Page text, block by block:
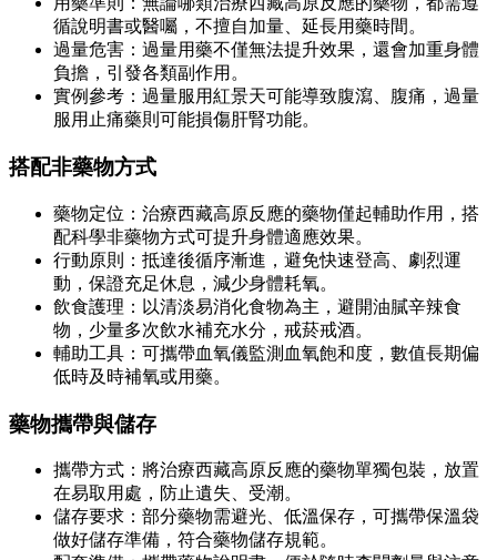
循說明書或醫囑，不擅自加量、延長用藥時間。
過量危害：過量用藥不僅無法提升效果，還會加重身體
負擔，引發各類副作用。
實例參考：過量服用紅景天可能導致腹瀉、腹痛，過量
服用止痛藥則可能損傷肝腎功能。
搭配非藥物方式
藥物定位：治療西藏高原反應的藥物僅起輔助作用，搭
配科學非藥物方式可提升身體適應效果。
行動原則：抵達後循序漸進，避免快速登高、劇烈運
動，保證充足休息，減少身體耗氧。
飲食護理：以清淡易消化食物為主，避開油膩辛辣食
物，少量多次飲水補充水分，戒菸戒酒。
輔助工具：可攜帶血氧儀監測血氧飽和度，數值長期偏
低時及時補氧或用藥。
藥物攜帶與儲存
攜帶方式：將治療西藏高原反應的藥物單獨包裝，放置
在易取用處，防止遺失、受潮。
儲存要求：部分藥物需避光、低溫保存，可攜帶保溫袋
做好儲存準備，符合藥物儲存規範。